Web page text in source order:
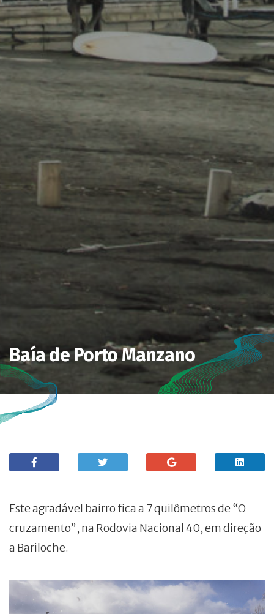
Baía de Porto Manzano
Este agradável bairro fica a 7 quilômetros de “O
cruzamento”, na Rodovia Nacional 40, em direção
a Bariloche.